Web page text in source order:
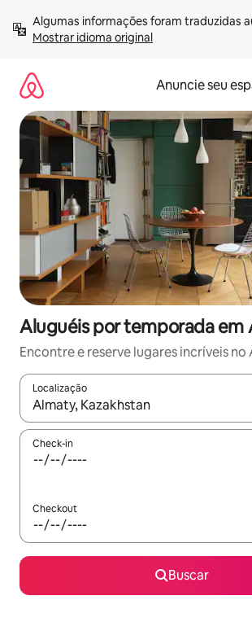
para
Mostrar idioma original
Anuncie seu
Aluguéis por temporada em
Encontre e reserve lugares incríveis no
Localização
Quando os resultados estiverem
Check-in
Checkout
Buscar